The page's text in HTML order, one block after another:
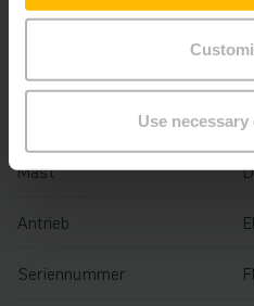
Use
Betriebsstunden
Mast
Antrieb
Seriennummer